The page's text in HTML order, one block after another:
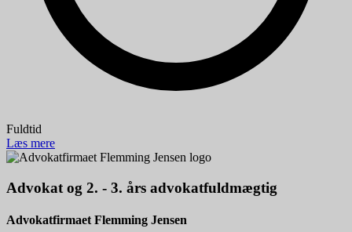
Fuldtid
Læs mere
Advokat og 2. - 3. års advokatfuldmægtig
Advokatfirmaet Flemming Jensen